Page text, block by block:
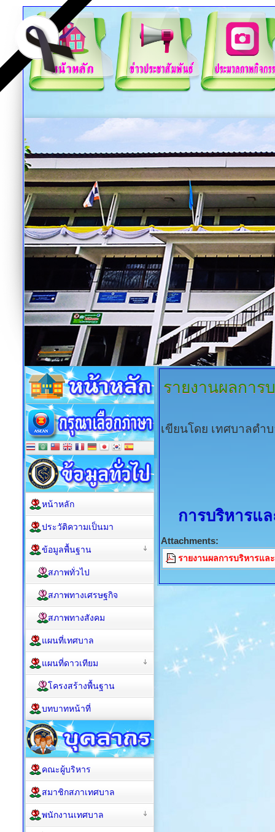
รายงานผลกา
เขียนโดย เทศบาลตำ
การบริหารแ
Attachments:
รายงานผลการบริหารแ
หน้าหลัก
ประวัติความเป็นมา
ข้อมูลพื้นฐาน
สภาพทั่วไป
สภาพทางเศรษฐกิจ
สภาพทางสังคม
แผนที่เทศบาล
แผนที่ดาวเทียม
โครงสร้างพื้นฐาน
บทบาทหน้าที่
คณะผู้บริหาร
สมาชิกสภาเทศบาล
พนักงานเทศบาล